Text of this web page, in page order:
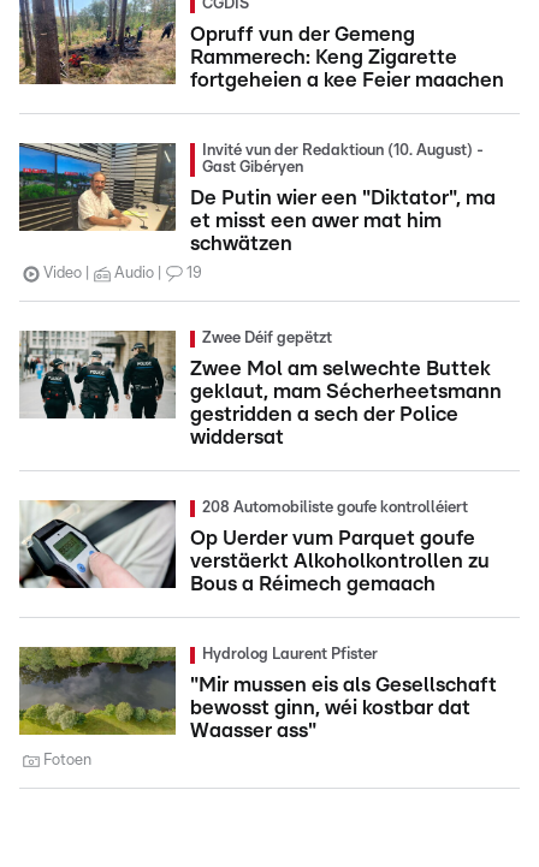
CGDIS
Opruff vun der Gemeng
Rammerech: Keng Zigarette
fortgeheien a kee Feier maachen
Invité vun der Redaktioun (10. August) -
Gast Gibéryen
De Putin wier een "Diktator", ma
et misst een awer mat him
schwätzen
Video Audio 19
Zwee Déif gepëtzt
Zwee Mol am selwechte Buttek
geklaut, mam Sécherheetsmann
gestridden a sech der Police
widdersat
208 Automobiliste goufe kontrolléiert
Op Uerder vum Parquet goufe
verstäerkt Alkoholkontrollen zu
Bous a Réimech gemaach
Hydrolog Laurent Pfister
"Mir mussen eis als Gesellschaft
bewosst ginn, wéi kostbar dat
Waasser ass"
Fotoen